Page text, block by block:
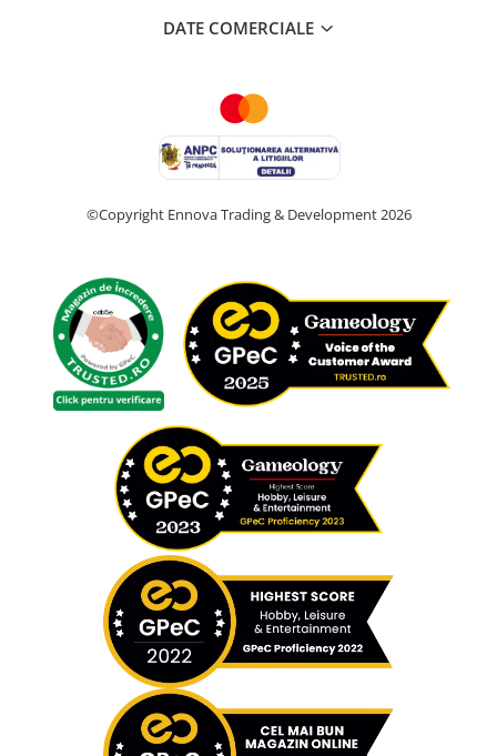
DATE COMERCIALE
©Copyright Ennova Trading & Development 2026